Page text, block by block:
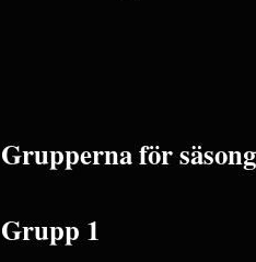
Grupperna för
Grupp 1